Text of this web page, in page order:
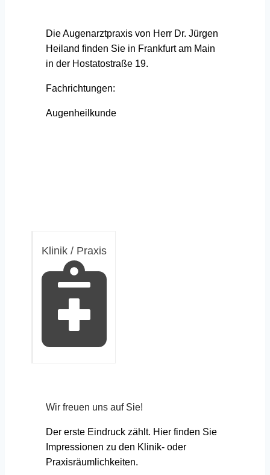
Die Augenarztpraxis von Herr Dr. Jürgen
Heiland finden Sie in Frankfurt am Main
in der Hostatostraße 19.
Fachrichtungen:
Augenheilkunde
Klinik / Praxis
Wir freuen uns auf Sie!
Der erste Eindruck zählt. Hier finden Sie
Impressionen zu den Klinik- oder
Praxisräumlichkeiten.